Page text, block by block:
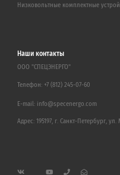
Низковольтные комплектные
Наши контакты
ООО "СПЕЦЭНЕРГО"
Телефон: +7 (812) 245-07-60
E-mail: info@specenergo.com
Адрес: 195197, г. Санкт-Петербург,